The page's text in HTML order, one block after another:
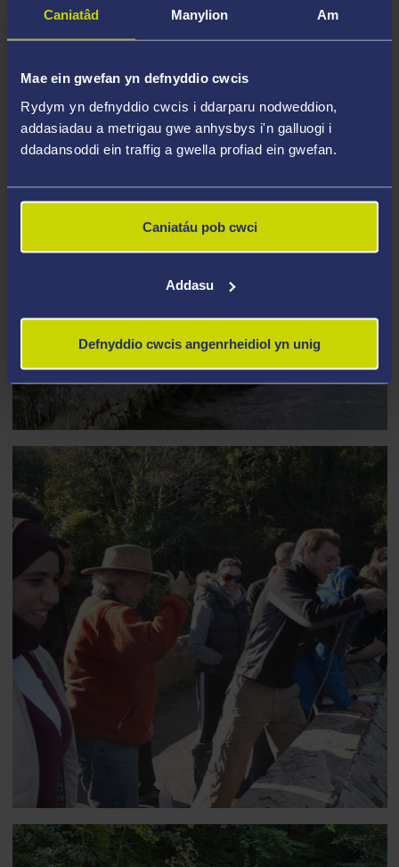
Caniatâd Manylion Am
Mae ein gwefan yn defnyddio cwcis
Rydym yn defnyddio cwcis i ddarparu nodweddion,
addasiadau a metrigau gwe anhysbys i'n galluogi i
ddadansoddi ein traffig a gwella profiad ein gwefan.
Caniatáu pob cwci
Addasu
Defnyddio cwcis angenrheidiol yn unig